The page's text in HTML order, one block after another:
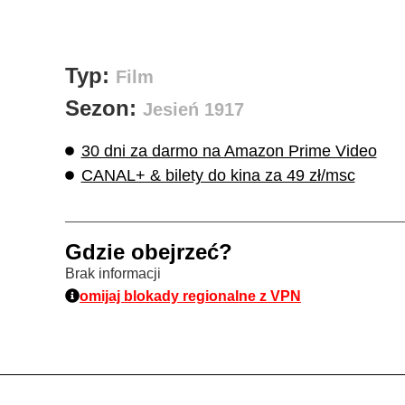
Typ: Film
Sezon: Jesień 1917
30 dni za darmo na Amazon Prime Video
CANAL+ & bilety do kina za 49 zł/msc
Gdzie obejrzeć?
Brak informacji
omijaj blokady regionalne z VPN